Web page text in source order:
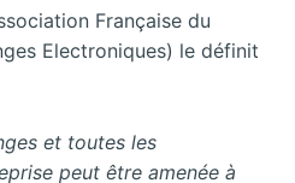
Française du
Electroniques) le définit
et toutes les
peut être amenée à